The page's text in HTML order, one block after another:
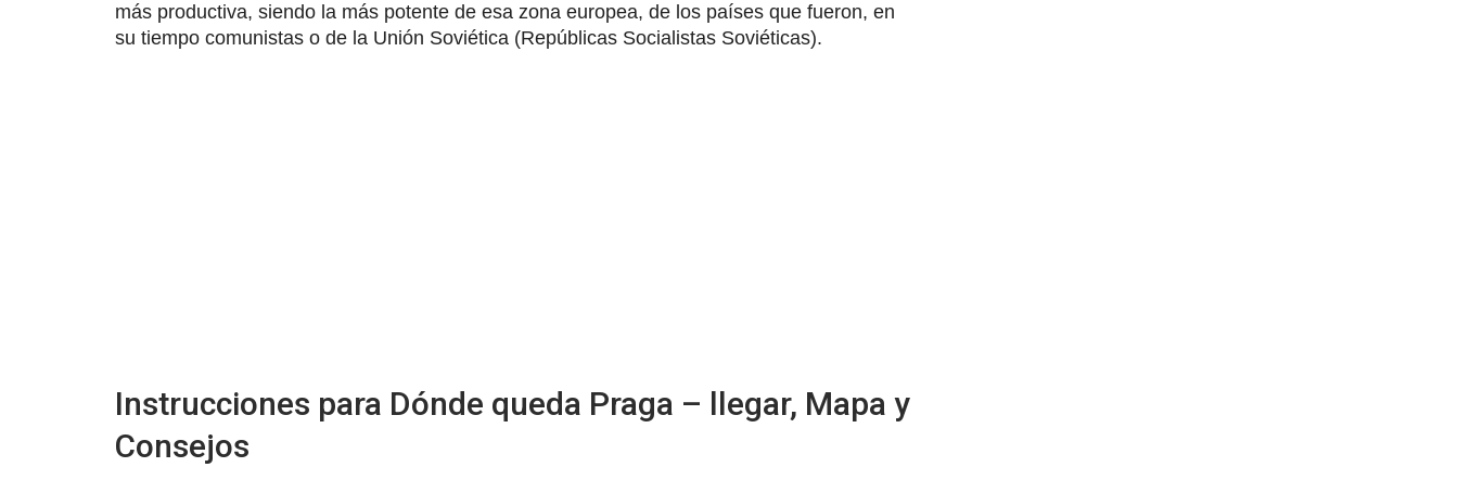
más productiva, siendo la más potente de esa zona europea, de los países que fueron, en
su tiempo comunistas o de la Unión Soviética (Repúblicas Socialistas Soviéticas).
Instrucciones para Dónde queda Praga – llegar, Mapa y
Consejos